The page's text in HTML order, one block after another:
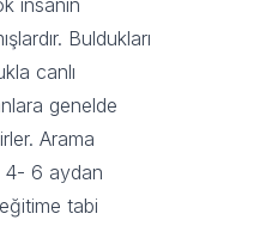
insanın
Buldukları
canlı
genelde
Arama
4- 6 aydan
tabi